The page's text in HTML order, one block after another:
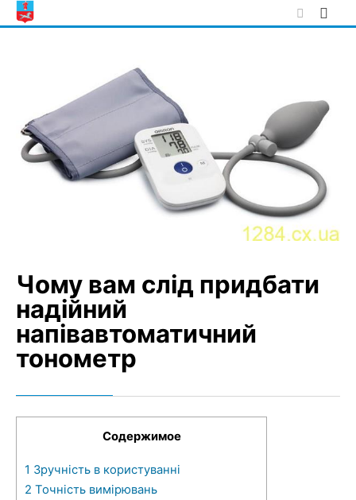
Skip
to
Чому вам слід придбати
надійний
напівавтоматичний
тонометр
Содержимое
1 Зручність в користуванні
2 Точність вимірювань